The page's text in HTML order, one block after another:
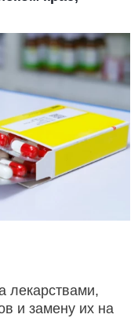
лекарствами,
и замену их на